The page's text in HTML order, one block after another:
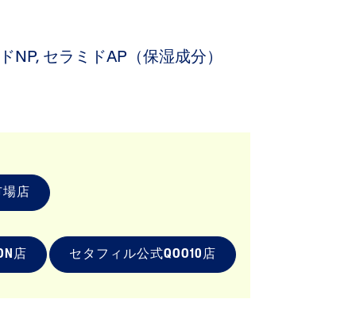
NP, セラミドAP（保湿成分）
店
店 セタフィル公式QOO10店